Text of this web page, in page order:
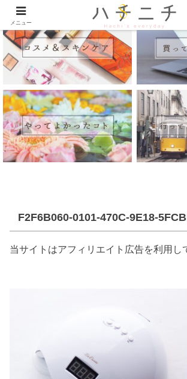
F2F6B060-0101-470C-9E18-
当サイトはアフィリエイト広告を利用し
メニュー